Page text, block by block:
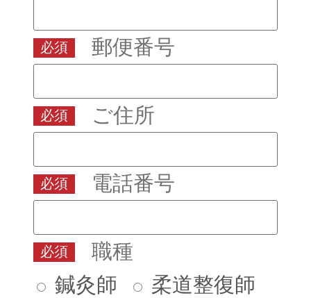
必須 郵便番号
必須 ご住所
必須 電話番号
必須
職種
鍼灸師
柔道整復師